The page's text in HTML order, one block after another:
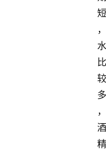
短
，
水
比
较
多
，
酒
精